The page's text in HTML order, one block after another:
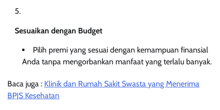
Sesuaikan dengan Budget
Pilih premi yang sesuai dengan kemampuan finansial
Anda tanpa mengorbankan manfaat yang terlalu banyak.
Baca juga : Klinik dan Rumah Sakit Swasta yang Menerima
BPJS Kesehatan